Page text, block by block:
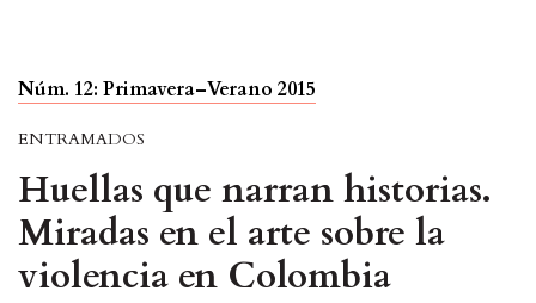
Núm. 12: Primavera–Verano 2015
ENTRAMADOS
Huellas que narran historias.
Miradas en el arte sobre la
violencia en Colombia